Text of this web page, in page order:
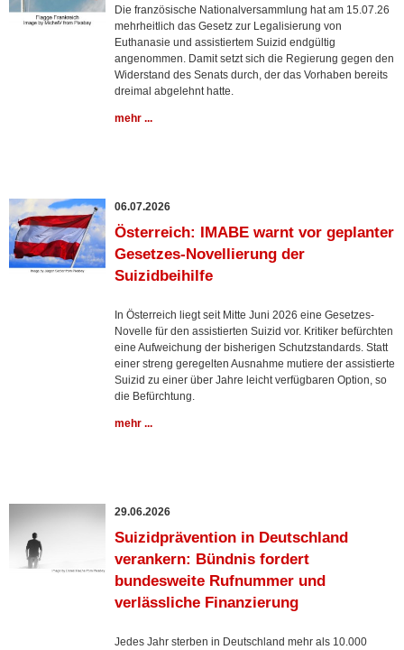
Die französische Nationalversammlung hat am 15.07.26
mehrheitlich das Gesetz zur Legalisierung von
Euthanasie und assistiertem Suizid endgültig
angenommen. Damit setzt sich die Regierung gegen den
Widerstand des Senats durch, der das Vorhaben bereits
dreimal abgelehnt hatte.
mehr ...
06.07.2026
Österreich: IMABE warnt vor geplanter
Gesetzes-Novellierung der
Suizidbeihilfe
In Österreich liegt seit Mitte Juni 2026 eine Gesetzes-
Novelle für den assistierten Suizid vor. Kritiker befürchten
eine Aufweichung der bisherigen Schutzstandards. Statt
einer streng geregelten Ausnahme mutiere der assistierte
Suizid zu einer über Jahre leicht verfügbaren Option, so
die Befürchtung.
mehr ...
29.06.2026
Suizidprävention in Deutschland
verankern: Bündnis fordert
bundesweite Rufnummer und
verlässliche Finanzierung
Jedes Jahr sterben in Deutschland mehr als 10.000